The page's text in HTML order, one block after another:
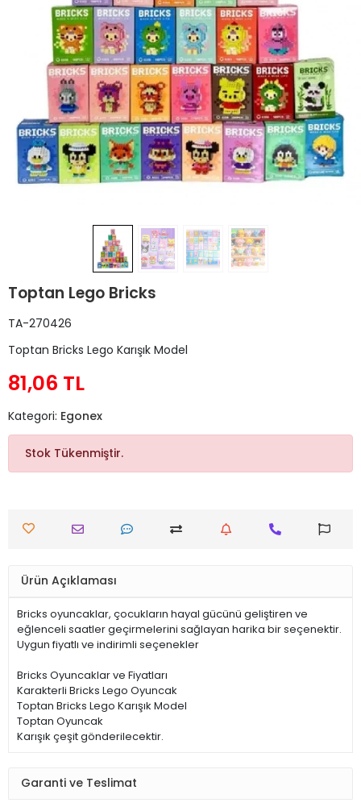
Toptan Lego Bricks
TA-270426
Toptan Bricks Lego Karışık Model
81,06 TL
Kategori: Egonex
Stok Tükenmiştir.
Ürün Açıklaması
Bricks oyuncaklar, çocukların hayal gücünü geliştiren ve
eğlenceli saatler geçirmelerini sağlayan harika bir seçenektir.
Uygun fiyatlı ve indirimli seçenekler
Bricks Oyuncaklar ve Fiyatları
Karakterli Bricks Lego Oyuncak
Toptan Bricks Lego Karışık Model
Toptan Oyuncak
Karışık çeşit gönderilecektir.
Garanti ve Teslimat